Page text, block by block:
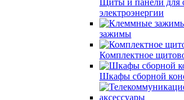
Щиты и панели для
электроэнергии
зажимы
Комплектное
Шкафы сборной